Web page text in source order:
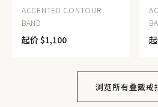
ACCENTED CONTOUR
BAND
起价 $1,100
浏览所有叠戴